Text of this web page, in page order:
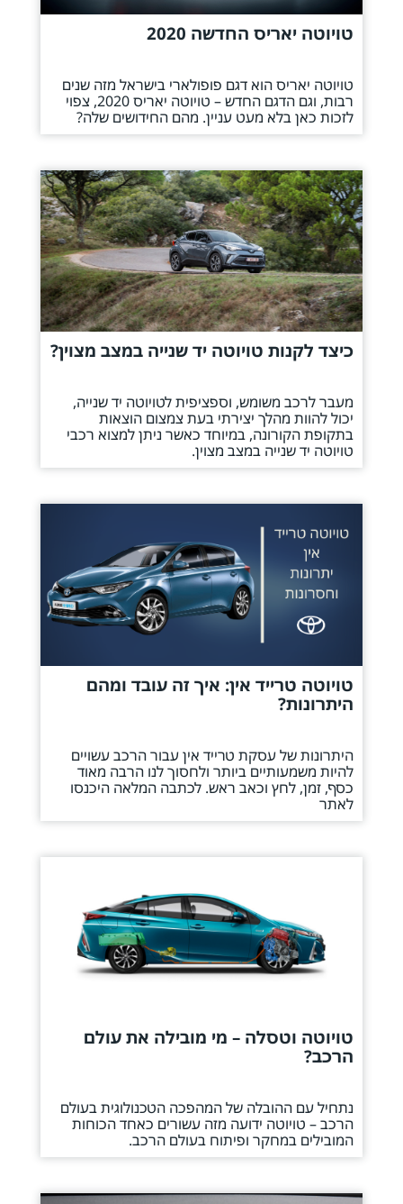
טויוטה יאריס החדשה 2020
טויוטה יאריס הוא דגם פופולארי בישראל מזה שנים
רבות, וגם הדגם החדש – טויוטה יאריס 2020, צפוי
לזכות כאן בלא מעט עניין. מהם החידושים שלה?
כיצד לקנות טויוטה יד שנייה במצב מצוין?
מעבר לרכב משומש, וספציפית לטויוטה יד שנייה,
יכול להוות מהלך יצירתי בעת צמצום הוצאות
בתקופת הקורונה, במיוחד כאשר ניתן למצוא רכבי
טויוטה יד שנייה במצב מצוין.
טויוטה טרייד אין: איך זה עובד ומהם
היתרונות?
היתרונות של עסקת טרייד אין עבור הרכב עשויים
להיות משמעותיים ביותר ולחסוך לנו הרבה מאוד
כסף, זמן, לחץ וכאב ראש. לכתבה המלאה היכנסו
לאתר
טויוטה וטסלה – מי מובילה את עולם
הרכב?
נתחיל עם ההובלה של המהפכה הטכנולוגית בעולם
הרכב – טויוטה ידועה מזה עשורים כאחד הכוחות
המובילים במחקר ופיתוח בעולם הרכב.